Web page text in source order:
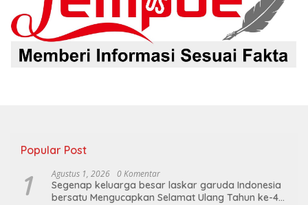
Popular Post
1 Agustus 1, 2026 0 Komentar
Segenap keluarga besar laskar garuda Indonesia
bersatu Mengucapkan Selamat Ulang Tahun ke-44